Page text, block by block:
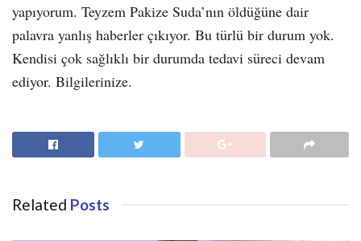
yapıyorum. Teyzem Pakize Suda’nın öldüğüne dair
palavra yanlış haberler çıkıyor. Bu türlü bir durum yok.
Kendisi çok sağlıklı bir durumda tedavi süreci devam
ediyor. Bilgilerinize.
Related Posts